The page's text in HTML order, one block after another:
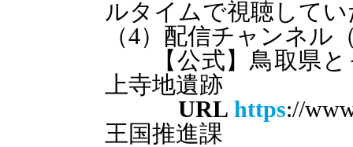
ルタイムで視聴して
（4）配信チャンネル
【公式】鳥取県
上寺地遺跡
URLhttps://
王国推進課